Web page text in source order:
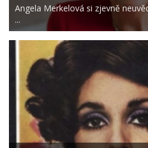
Angela Merkelová si zjevně
...